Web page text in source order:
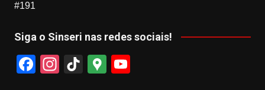
#191
Siga o Sinseri nas redes sociais!
F
In
Ti
G